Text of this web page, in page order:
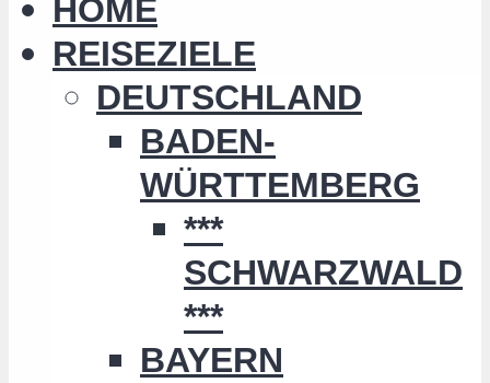
HOME
REISEZIELE
DEUTSCHLAND
BADEN-
WÜRTTEMBERG
***
SCHWARZWALD
***
BAYERN